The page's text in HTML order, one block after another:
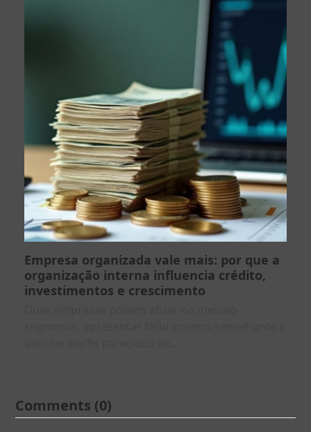
Empresa organizada vale mais: por que a
organização interna influencia crédito,
investimentos e crescimento
Comments (0)